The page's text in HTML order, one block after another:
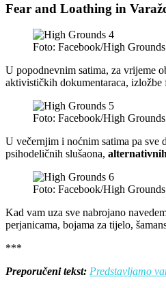
Fear and Loathing in
Foto: Facebook/High
U popodnevnim satima, za vrijeme
aktivističkih dokumentaraca,
Foto: Facebook/High
U večernjim i noćnim satima pa sve
psihodeličnih slušaona,
Foto: Facebook/High
Kad vam uza sve nabrojano
perjanicama, bojama za tijelo,
***
Preporučeni tekst: Predstavljamo